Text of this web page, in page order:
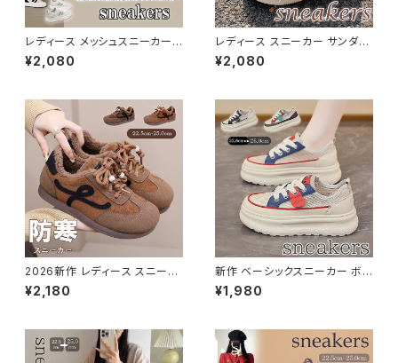
レディース メッシュスニーカー
紐靴 シューズ ボリュームソール
厚底 美脚
¥2,080
レディース スニーカー サンダル
紐靴 シューズ メッシュ 軽い 通
気性 韓国風
¥2,080
2026新作 レディース スニーカ
ー 紐靴 裏起毛 シューズ スタイ
ルアップ 可愛い 美脚 歩きやす
¥2,180
新作 ベーシックスニーカー ボリ
ューム 厚底 通気性 ユニセック
ス 美脚スニーカー 約5CM
¥1,980